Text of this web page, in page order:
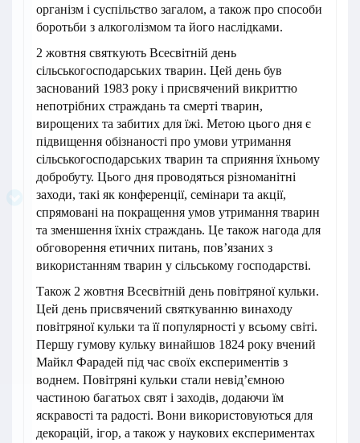
організм і суспільство загалом, а також про способи
боротьби з алкоголізмом та його наслідками.
2 жовтня святкують Всесвітній день
сільськогосподарських тварин. Цей день був
заснований 1983 року і присвячений викриттю
непотрібних страждань та смерті тварин,
вирощених та забитих для їжі. Метою цього дня є
підвищення обізнаності про умови утримання
сільськогосподарських тварин та сприяння їхньому
добробуту. Цього дня проводяться різноманітні
заходи, такі як конференції, семінари та акції,
спрямовані на покращення умов утримання тварин
та зменшення їхніх страждань. Це також нагода для
обговорення етичних питань, пов’язаних з
використанням тварин у сільському господарстві.
Також 2 жовтня Всесвітній день повітряної кульки.
Цей день присвячений святкуванню винаходу
повітряної кульки та її популярності у всьому світі.
Першу гумову кульку винайшов 1824 року вчений
Майкл Фарадей під час своїх експериментів з
воднем. Повітряні кульки стали невід’ємною
частиною багатьох свят і заходів, додаючи їм
яскравості та радості. Вони використовуються для
декорацій, ігор, а також у наукових експериментах